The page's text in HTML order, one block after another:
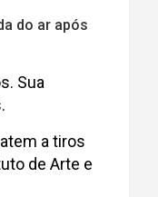
do ar após
Sua
a tiros
de Arte e